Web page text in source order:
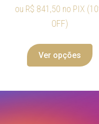
ou R$ 841,50 no PIX
OFF)
Ver opções